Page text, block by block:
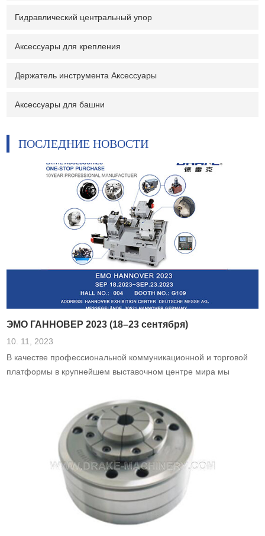
Гидравлический центральный упор
Аксессуары для крепления
Держатель инструмента Аксессуары
Аксессуары для башни
ПОСЛЕДНИЕ НОВОСТИ
ЭМО ГАННОВЕР 2023 (18–23 сентября)
10. 11, 2023
В качестве профессиональной коммуникационной и торговой
платформы в крупнейшем выставочном центре мира мы